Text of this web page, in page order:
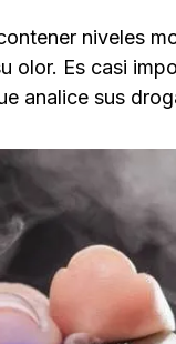
niveles
olor. Es casi
analice sus